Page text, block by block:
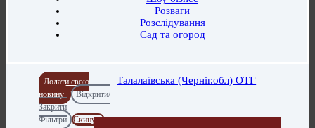
Розваги
Розслідування
Сад та огород
Додати свою
новину
Відкрити/
Закрити
Фільтри
Скинути
Талалаївська (Черніг.обл) ОТГ